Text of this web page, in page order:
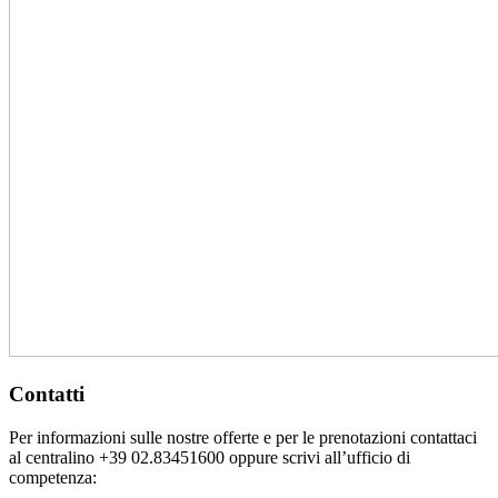
Contatti
Per informazioni sulle nostre offerte e per le prenotazioni contattaci
al centralino +39 02.83451600 oppure scrivi all’ufficio di
competenza: